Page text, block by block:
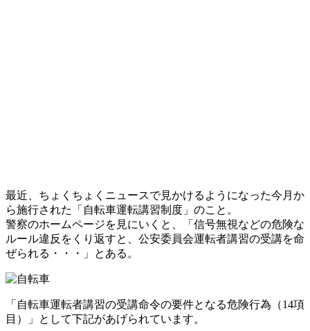
最近、ちょくちょくニュースで見かけるようになった今月か
ら施行された「自転車運転講習制度」のこと。
警察のホームページを見にいくと、「信号無視などの危険な
ルール違反をくり返すと、公安委員会運転者講習の受講を命
ぜられる・・・」とある。
「自転車運転者講習の受講命令の要件となる危険行為（14項
目）」として下記があげられています。